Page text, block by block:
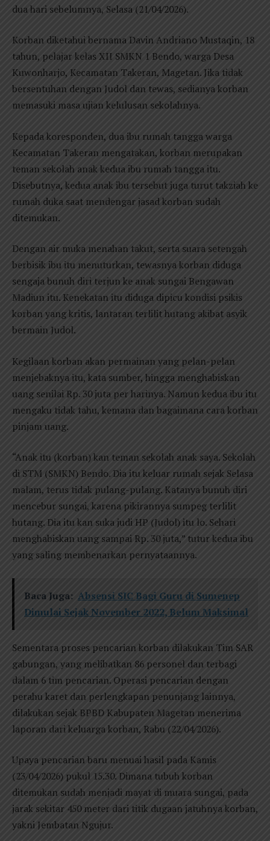
dua hari sebelumnya, Selasa (21/04/2026).
Korban diketahui bernama Davin Andriano Mustaqin, 18
tahun, pelajar kelas XII SMKN 1 Bendo, warga Desa
Kuwonharjo, Kecamatan Takeran, Magetan. Jika tidak
bersentuhan dengan Judol dan tewas, sedianya korban
memasuki masa ujian kelulusan sekolahnya.
Kepada koresponden, dua ibu rumah tangga warga
Kecamatan Takeran mengatakan, korban merupakan
teman sekolah anak kedua ibu rumah tangga itu.
Disebutnya, kedua anak ibu tersebut juga turut takziah ke
rumah duka saat mendengar jasad korban sudah
ditemukan.
Dengan air muka menahan takut, serta suara setengah
berbisik ibu itu menuturkan, tewasnya korban diduga
sengaja bunuh diri terjun ke anak sungai Bengawan
Madiun itu. Kenekatan itu diduga dipicu kondisi psikis
korban yang kritis, lantaran terlilit hutang akibat asyik
bermain Judol.
Kegilaan korban akan permainan yang pelan-pelan
menjebaknya itu, kata sumber, hingga menghabiskan
uang senilai Rp. 30 juta per harinya. Namun kedua ibu itu
mengaku tidak tahu, kemana dan bagaimana cara korban
pinjam uang.
“Anak itu (korban) kan teman sekolah anak saya. Sekolah
di STM (SMKN) Bendo. Dia itu keluar rumah sejak Selasa
malam, terus tidak pulang-pulang. Katanya bunuh diri
mencebur sungai, karena pikirannya sumpeg terlilit
hutang. Dia itu kan suka judi HP (Judol) itu lo. Sehari
menghabiskan uang sampai Rp. 30 juta,” tutur kedua ibu
yang saling membenarkan pernyataannya.
Baca Juga: Absensi SIC Bagi Guru di Sumenep
Dimulai Sejak November 2022, Belum Maksimal
Sementara proses pencarian korban dilakukan Tim SAR
gabungan, yang melibatkan 86 personel dan terbagi
dalam 6 tim pencarian. Operasi pencarian dengan
perahu karet dan perlengkapan penunjang lainnya,
dilakukan sejak BPBD Kabupaten Magetan menerima
laporan dari keluarga korban, Rabu (22/04/2026).
Upaya pencarian baru menuai hasil pada Kamis
(23/04/2026) pukul 15.30. Dimana tubuh korban
ditemukan sudah menjadi mayat di muara sungai, pada
jarak sekitar 450 meter dari titik dugaan jatuhnya korban,
yakni Jembatan Ngujur.